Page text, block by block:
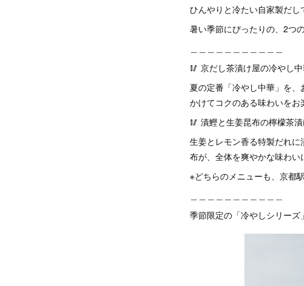
ひんやりと冷たい自家製だし
暑い季節にぴったりの、2つ
🥢 京だし茶漬け屋の冷やし
夏の定番「冷やし中華」を
かけてコクのある味わいをお
🥢 漬鰹と生姜昆布の檸檬茶
生姜とレモン香る特製だれ
布が、全体を爽やかな味わい
※どちらのメニューも、京都
季節限定の「冷やしシリー